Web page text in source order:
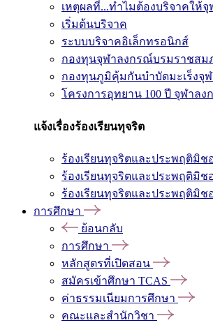
เหตุผลที่...ทำไมต้องบริจาคให้จุ
เริ่มต้นบริจาค
ระบบบริจาคอิเล็กทรอนิกส์
กองทุนจุฬาลงกรณ์บรมราชสม
กองทุนภูมิคุ้มกันบำบัดมะเร็งจุฬ
โครงการอุทยาน 100 ปี จุฬาล
แจ้งเรื่องร้องเรียนทุจริต
ร้องเรียนทุจริตและประพฤติมิช
ร้องเรียนทุจริตและประพฤติมิช
ร้องเรียนทุจริตและประพฤติมิช
การศึกษา
ย้อนกลับ
การศึกษา
หลักสูตรที่เปิดสอน
สมัครเข้าศึกษา TCAS
ค่าธรรมเนียมการศึกษา
คณะและสำนักวิชา